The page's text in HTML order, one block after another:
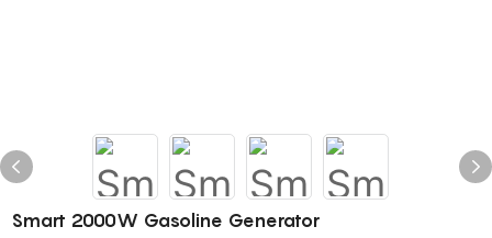
Smart 2000W Gasoline Generator